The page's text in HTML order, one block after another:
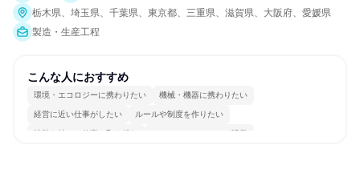
栃木県、埼玉県、千葉県、東京都、三重県、滋賀県、大阪府、愛媛県
製造・生産工程
こんな人におすすめ
環境・エコロジーに携わりたい 機械・機器に携わりたい
経営に近い仕事がしたい ルールや制度を作りたい
情熱を持って仕事に取り組む コミュニケーションが活発